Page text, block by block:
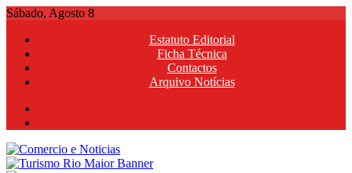
Skip
content
Sábado, Agosto 8
Estatuto Editorial
Ficha Técnica
Contactos
Arquivo Notícias